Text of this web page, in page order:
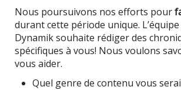
Nous poursuivons nos efforts pour
durant cette période unique.
Dynamiksouhaite rédiger des
spécifiques à vous! Nous voulons
vous aider.
Quel genre de contenu vous